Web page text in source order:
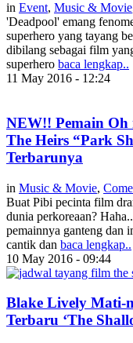
in Event, Music & Movie
'Deadpool' emang
superhero yang tayang
dibilang sebagai film
superhero baca lengkap..
11 May 2016 - 12:24
NEW!! Pemain Oh
The Heirs “Park
Terbarunya
in Music & Movie,
Buat Pibi pecinta film
dunia perkoreaan?
pemainnya ganteng dan
cantik dan baca lengkap..
10 May 2016 - 09:44
Blake Lively Mati-
Terbaru ‘The